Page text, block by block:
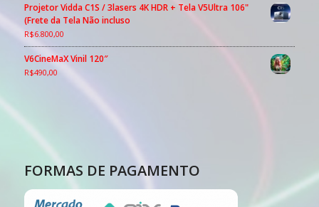
Projetor Vidda C1S / 3lasers 4K HDR + Tela V5Ultra 106"
(Frete da Tela Não incluso
R$6.800,00
V6CineMaX Vinil 120″
R$490,00
FORMAS DE PAGAMENTO